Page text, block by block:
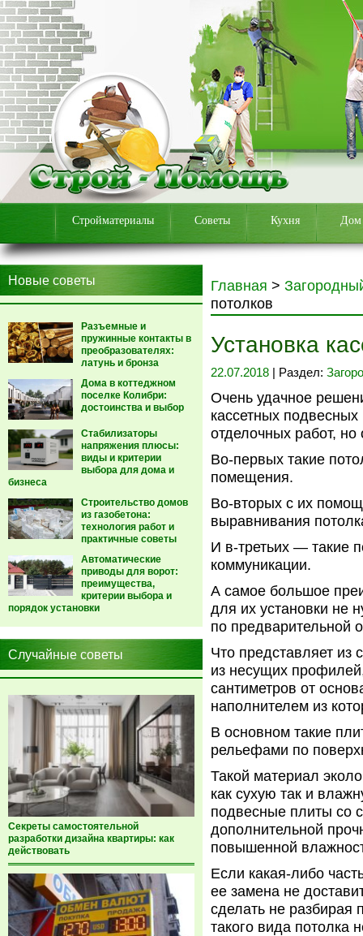
Стройматериалы Советы Кухня Дом
Новые советы
Разъемные и
пружинные контакты в
преобразователях:
латунь и бронза
Дома в коттеджном
поселке Колибри:
достоинства и выбор
Стабилизаторы
напряжения плюсы:
виды и критерии
выбора для дома и
бизнеса
Строительство домов
из газобетона:
технология работ и
практичные советы
Автоматические
приводы для ворот:
преимущества,
критерии выбора и
порядок установки
Случайные советы
Секреты самостоятельной
разработки дизайна квартиры: как
действовать
Главная >
потолков
Установка
22.07.2018 | Раздел:
Очень удачное
кассетных
отделочных работ,
Во-первых такие
помещения.
Во-вторых с их
выравнивания
И в-третьих — такие
коммуникации.
А самое большое
для их установки не
по предварительной
Что представляет из
из несущих
сантиметров от
наполнителем из
В основном такие
рельефами по
Такой материал
как сухую так и
подвесные плиты со
дополнительной
повышенной
Если какая-либо
ее замена не
сделать не разбирая
такого вида потолка